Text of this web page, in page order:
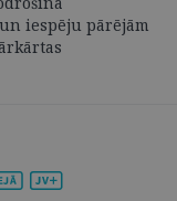
iespēju pārējām